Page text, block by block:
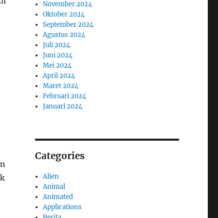
November 2024
Oktober 2024
September 2024
Agustus 2024
Juli 2024
Juni 2024
Mei 2024
April 2024
Maret 2024
Februari 2024
Januari 2024
Categories
Alien
Animal
Animated
Applications